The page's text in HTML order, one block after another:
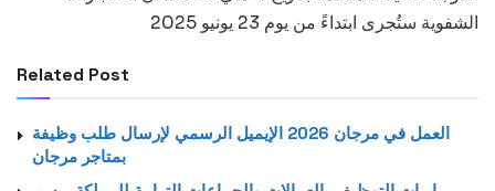
الشفوية ستُجرى ابتداءً من يوم 23 يونيو 2025
Related Post
العمل في مرجان 2026 الإيميل الرسمي لإرسال طلب وظيفة
بمتاجر مرجان